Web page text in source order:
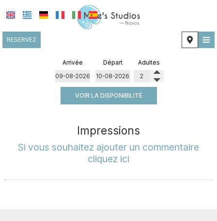
≡
RESERVEZ
EMPLACEMENT
HÉBERGEMENT
GALERIE DE PHOTOS
Arrivée Départ Adultes
VOIR LA DISPONIBILITÉ
Impressions
Si vous souhaitez ajouter un commentaire
cliquez ici